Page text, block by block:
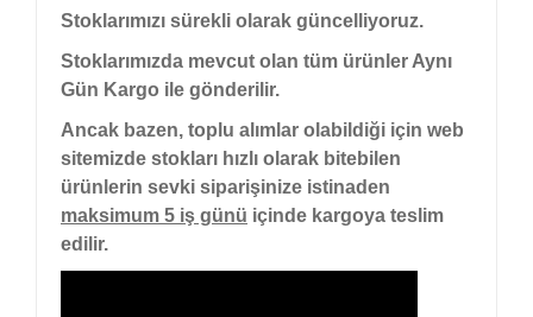
Stoklarımızı sürekli olarak güncelliyoruz.
Stoklarımızda mevcut olan tüm ürünler Aynı
Gün Kargo ile gönderilir.
Ancak bazen, toplu alımlar olabildiği için web
sitemizde stokları hızlı olarak bitebilen
ürünlerin sevki siparişinize istinaden
maksimum 5 iş günü içinde kargoya teslim
edilir.